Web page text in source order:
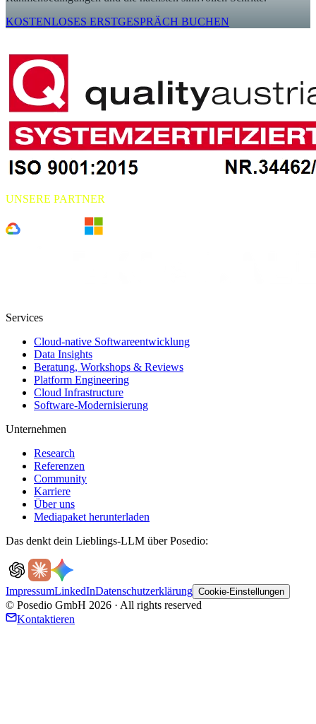
KOSTENLOSES ERSTGESPRÄCH BUCHEN
UNSERE PARTNER
Services
Cloud-native Softwareentwicklung
Data Insights
Beratung, Workshops & Reviews
Platform Engineering
Cloud Infrastructure
Software-Modernisierung
Unternehmen
Research
Referenzen
Community
Karriere
Über uns
Mediapaket herunterladen
Das denkt dein Lieblings-LLM über Posedio:
ImpressumLinkedInDatenschutzerklärung Cookie-Einstellungen
© Posedio GmbH 2026 · All rights reserved
Kontaktieren